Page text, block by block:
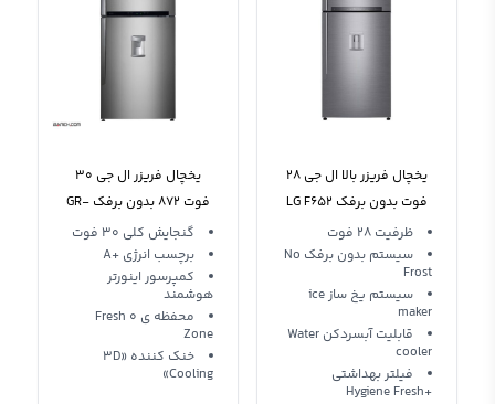
یخچال فریزر بالا ال جی 28
فوت بدون برفک LG F652
ظرفیت 28 فوت
سیستم بدون برفک No
Frost
سیستم یخ ساز ice
maker
قابلیت آبسردکن Water
cooler
فیلتر بهداشتی
+Hygiene Fresh
یخچال فریزر ال جی 30
فوت 872 بدون برفک GR-
F872HLHU
گنجایش کلی 30 فوت
برچسب انرژی +A
کمپرسور اینورتر
هوشمند
محفظه ی Fresh 0
Zone
خنک کننده «3D
Cooling»